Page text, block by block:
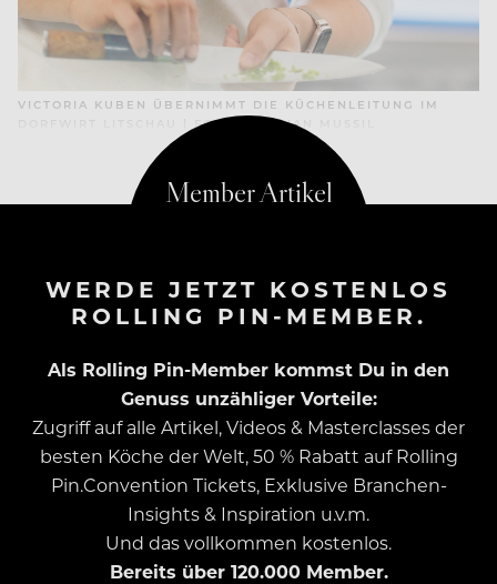
VICTORIA KUBEN ÜBERNIMMT DIE KÜCHENLEITUNG IM
DORFWIRT LITSCHAU | FOTO: STEPHAN MUSSIL
WERDE JETZT KOSTENLOS
ROLLING PIN-MEMBER.
Als Rolling Pin-Member kommst Du in den
Genuss unzähliger Vorteile:
Zugriff auf alle Artikel, Videos & Masterclasses der
besten Köche der Welt, 50 % Rabatt auf Rolling
Pin.Convention Tickets, Exklusive Branchen-
Insights & Inspiration u.v.m.
Und das vollkommen kostenlos.
Bereits über 120.000 Member.